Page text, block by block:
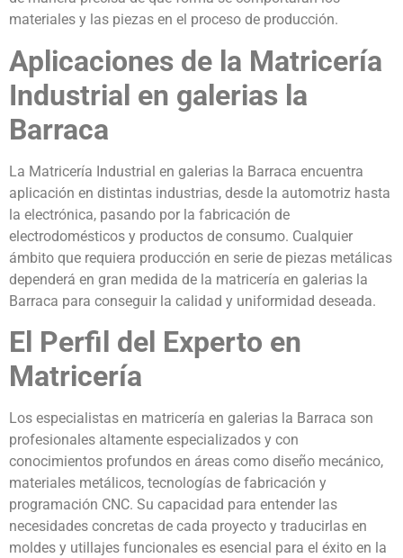
materiales y las piezas en el proceso de producción.
Aplicaciones de la Matricería
Industrial en galerias la
Barraca
La Matricería Industrial en galerias la Barraca encuentra
aplicación en distintas industrias, desde la automotriz hasta
la electrónica, pasando por la fabricación de
electrodomésticos y productos de consumo. Cualquier
ámbito que requiera producción en serie de piezas metálicas
dependerá en gran medida de la matricería en galerias la
Barraca para conseguir la calidad y uniformidad deseada.
El Perfil del Experto en
Matricería
Los especialistas en matricería en galerias la Barraca son
profesionales altamente especializados y con
conocimientos profundos en áreas como diseño mecánico,
materiales metálicos, tecnologías de fabricación y
programación CNC. Su capacidad para entender las
necesidades concretas de cada proyecto y traducirlas en
moldes y utillajes funcionales es esencial para el éxito en la